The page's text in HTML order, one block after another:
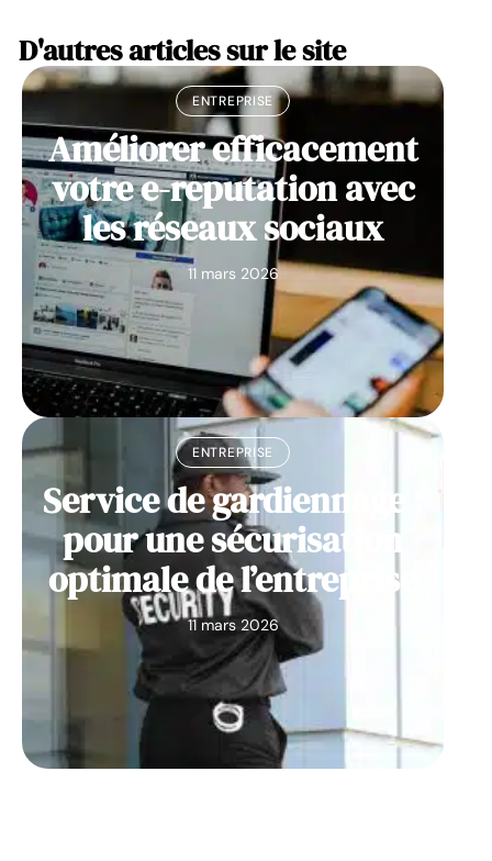
D'autres articles sur le site
ENTREPRISE
Améliorer efficacement
votre e-reputation avec
les réseaux sociaux
11 mars 2026
ENTREPRISE
Service de gardiennage :
pour une sécurisation
optimale de l’entreprise
11 mars 2026